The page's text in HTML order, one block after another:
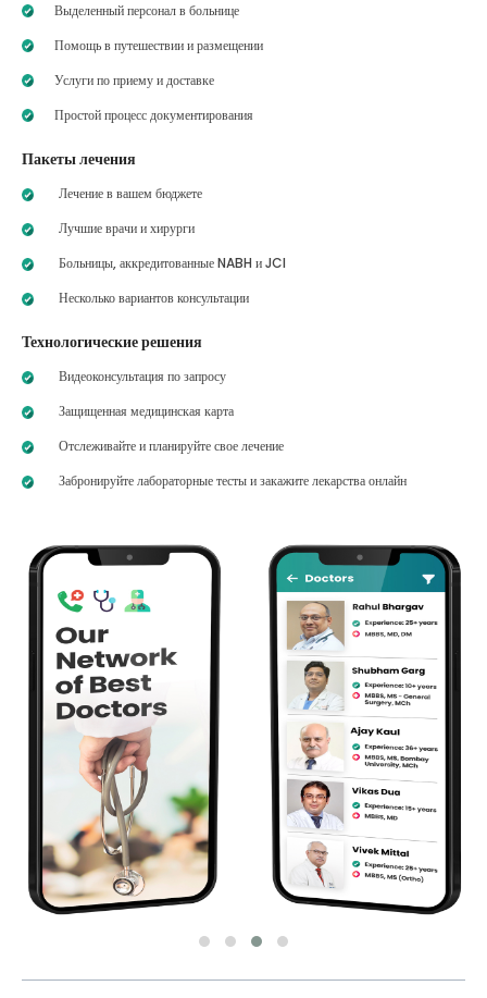
Выделенный персонал в больнице
Помощь в путешествии и размещении
Услуги по приему и доставке
Простой процесс документирования
Пакеты лечения
Лечение в вашем бюджете
Лучшие врачи и хирурги
Больницы, аккредитованные NABH и JCI
Несколько вариантов консультации
Технологические решения
Видеоконсультация по запросу
Защищенная медицинская карта
Отслеживайте и планируйте свое лечение
Забронируйте лабораторные тесты и закажите лекарства онлайн